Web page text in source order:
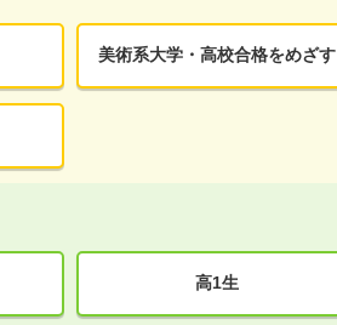
美術系大学・高校合格をめざす
高1生